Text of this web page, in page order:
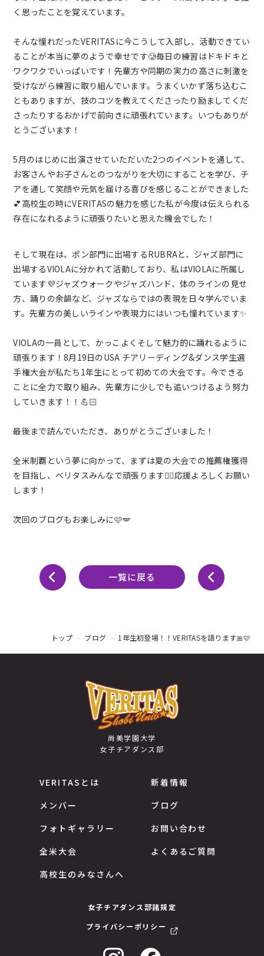
く思ったことを覚えています。
そんな憧れだったVERITASに今こうして入部し、活動できてい
ることが本当に夢のようで幸せです🥲毎日の練習はドキドキと
ワクワクでいっぱいです！先輩方や同期の実力の高さに刺激を
受けながら練習に取り組んでいます。うまくいかず落ち込むこ
ともありますが、技のコツを教えてくださったり励ましてくだ
さったりするおかげで前向きに頑張れています。いつもありが
とうございます！
5月のはじめに出演させていただいた2つのイベントを通して、
お客さんやお子さんとのつながりを大切にすることを学び、チ
アを通して笑顔や元気を届ける喜びを感じることができました
💕高校生の時にVERITASの魅力を感じた私が今度は伝えられる
存在になれるように頑張りたいと思えた機会でした！
そして現在は、ポン部門に出場するRUBRAと、ジャズ部門に
出場するVIOLAに分かれて活動しており、私はVIOLAに所属し
ています💜ジャズウォークやジャズハンド、体のラインの見せ
方、踊りの余韻など、ジャズならではの表現を日々学んでいま
す。先輩方の美しいラインや表現力にはいつも憧れています✨
VIOLAの一員として、かっこよくそして魅力的に踊れるように
頑張ります！8月19日のUSA チアリーディング&ダンス学生選
手権大会が私たち1年生にとって初めての大会です。今できる
ことに全力で取り組み、先輩方に少しでも追いつけるよう努力
していきます！！💪🏻
最後まで読んでいただき、ありがとうございました！
全米制覇という夢に向かって、まずは夏の大会での推薦権獲得
を目指し、ベリタスみんなで頑張ります❤️‍🔥応援よろしくお願い
します！
次回のブログもお楽しみに🩷🪽‪
一覧に戻る
トップ ブログ 1年生初登場！！VERITASを語ります🎀🩷
尚美学園大学
女子チアダンス部
VERITASとは
新着情報
メンバー
ブログ
フォトギャラリー
お問い合わせ
全米大会
よくあるご質問
高校生のみなさんへ
女子チアダンス部諸規定
プライバシーポリシー